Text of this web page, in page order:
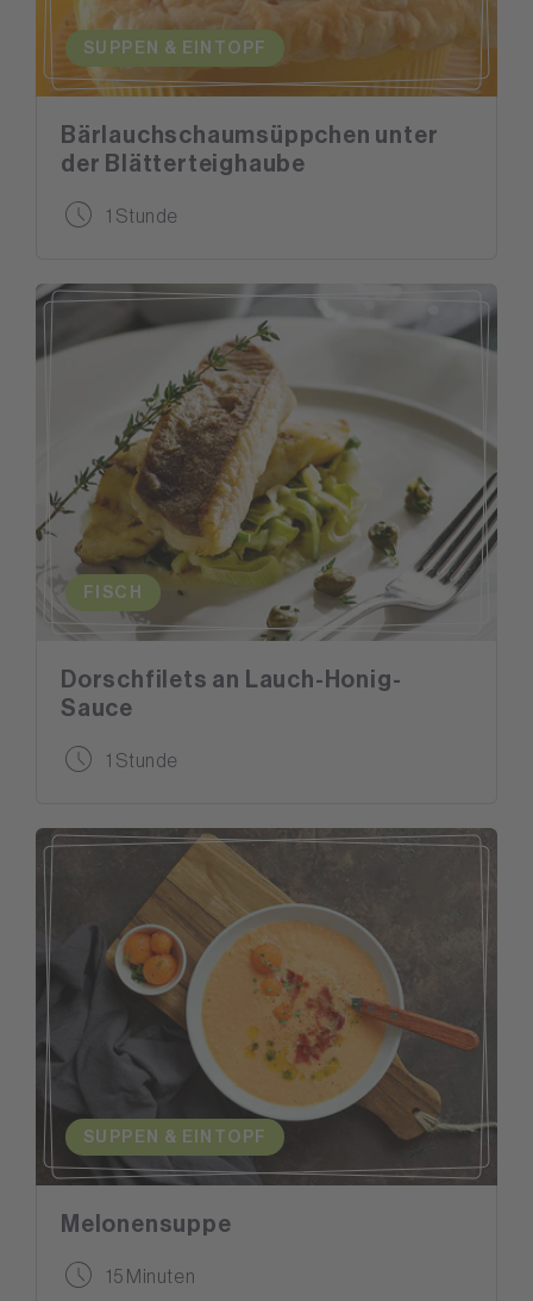
SUPPEN & EINTOPF
Bärlauchschaumsüppchen unter
der Blätterteighaube
1 Stunde
FISCH
Dorschfilets an Lauch-Honig-
Sauce
1 Stunde
SUPPEN & EINTOPF
Melonensuppe
15 Minuten